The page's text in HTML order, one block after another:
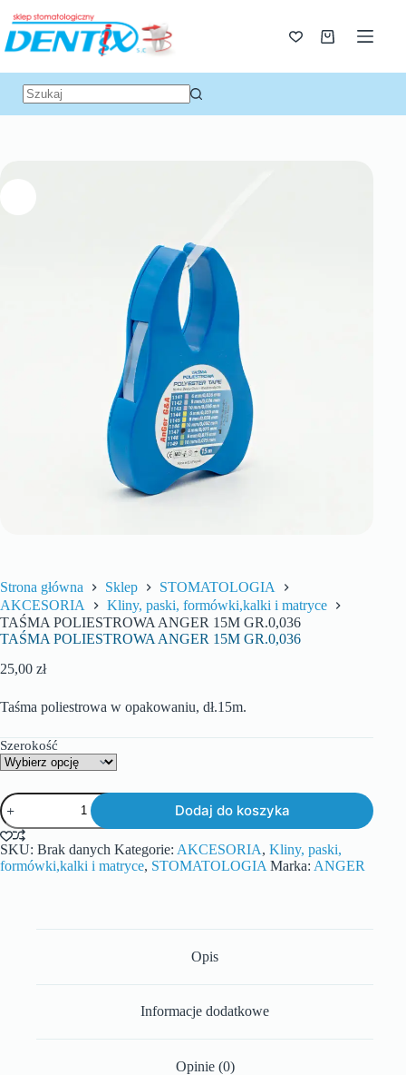
Strona główna Sklep
STOMATOLOGIA
AKCESORIA
Kliny, paski, formówki,kalki i matryce
TAŚMA POLIESTROWA ANGER 15M GR.0,036
TAŚMA POLIESTROWA ANGER 15M GR.0,036
25,00 zł
Taśma poliestrowa w opakowaniu, dł.15m.
Szerokość
Dodaj do koszyka
SKU: Brak danych Kategorie: AKCESORIA, Kliny, paski,
formówki,kalki i matryce, STOMATOLOGIA Marka: ANGER
Opis
Informacje dodatkowe
Opinie (0)